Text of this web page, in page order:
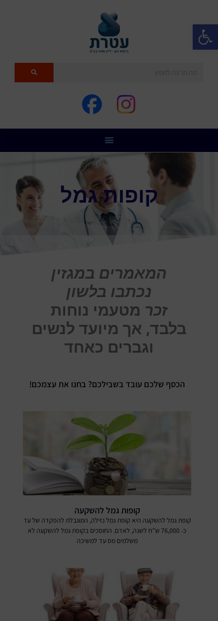
פתח סרגל נגישות
קופות גמל
המאמרים במגזין
נכתבו בלשון
זכר מטעמי נוחות
בלבד, אך מיועד לנשים
וגברים כאחד
הכסף שלכם עובד בשבילכם? בחנו את עצמכם!
קופות גמל להשקעה
קופת גמל להשקעה היא קופת גמל נזילה, המוגבלת להפקדה של עד
כ- 76,000 ש"ח לשנה, לאדם. החוסכים בקופת גמל להשקעה לא
משלמים מס עד למשיכה